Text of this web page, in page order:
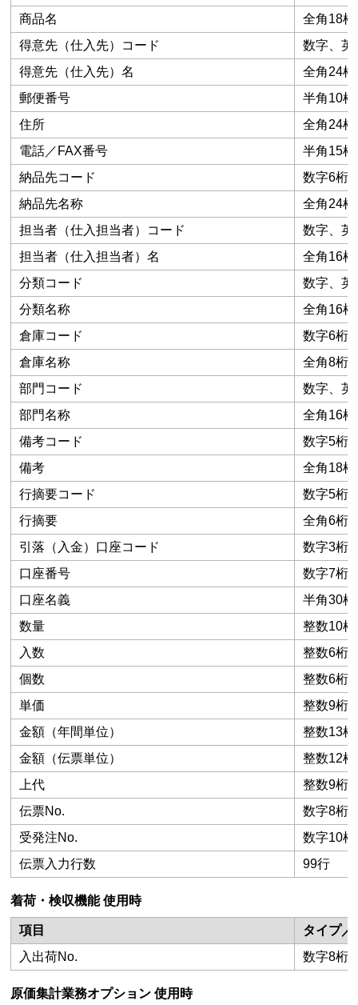
商品名
全角18
得意先（仕入先）コード
数字、英
得意先（仕入先）名
全角24
郵便番号
半角10桁
住所
全角24
電話／FAX番号
半角15桁
納品先コード
数字6桁
納品先名称
全角24
担当者（仕入担当者）コード
数字、英
担当者（仕入担当者）名
全角16
分類コード
数字、英
分類名称
全角16
倉庫コード
数字6桁
倉庫名称
全角8桁
部門コード
数字、英
部門名称
全角16
備考コード
数字5桁
備考
全角18
行摘要コード
数字5桁
行摘要
全角6桁
引落（入金）口座コード
数字3桁
口座番号
数字7桁
口座名義
半角30桁
数量
整数10
入数
整数6桁
個数
整数6桁
単価
整数9桁
金額（年間単位）
整数13桁
金額（伝票単位）
整数12桁
上代
整数9桁
伝票No.
数字8桁
受発注No.
数字10桁
伝票入力行数
99行
着荷・検収機能 使用時
項目
タイプ／
入出荷No.
数字8桁
原価集計業務オプション 使用時